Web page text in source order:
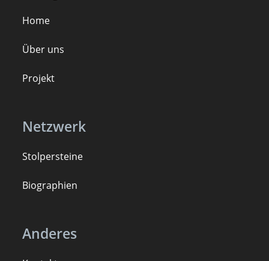
Home
Über uns
Projekt
Netzwerk
Stolpersteine
Biographien
Anderes